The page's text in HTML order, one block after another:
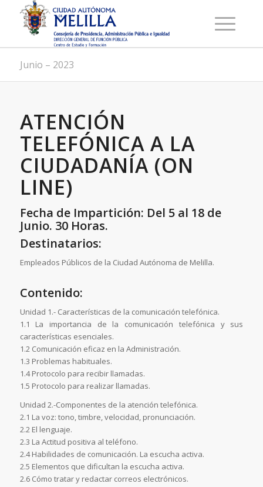
Junio – 2023
ATENCIÓN
TELEFÓNICA A LA
CIUDADANÍA (ON
LINE)
Fecha de Impartición: Del 5 al 18 de
Junio. 30 Horas.
Destinatarios:
Empleados Públicos de la Ciudad Autónoma de Melilla.
Contenido:
Unidad 1.- Características de la comunicación telefónica.
1.1 La importancia de la comunicación telefónica y sus
características esenciales.
1.2 Comunicación eficaz en la Administración.
1.3 Problemas habituales.
1.4 Protocolo para recibir llamadas.
1.5 Protocolo para realizar llamadas.
Unidad 2.-Componentes de la atención telefónica.
2.1 La voz: tono, timbre, velocidad, pronunciación.
2.2 El lenguaje.
2.3 La Actitud positiva al teléfono.
2.4 Habilidades de comunicación. La escucha activa.
2.5 Elementos que dificultan la escucha activa.
2.6 Cómo tratar y redactar correos electrónicos.